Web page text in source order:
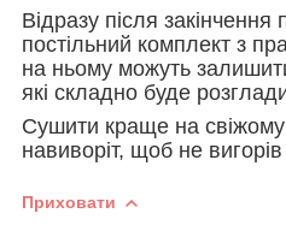
Відразу після
постільний комплект з
на ньому можуть
які складно буде
Сушити краще на свіжому
навиворіт, щоб не вигорів
Приховати